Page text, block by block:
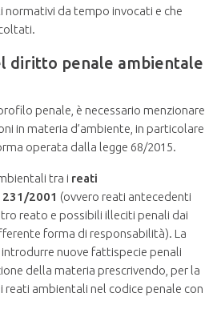
da tempo invocati e che
diritto penale ambientale
penale, è necessario menzionare
in materia d’ambiente, in particolare
operata dalla legge 68/2015.
tra i reati
231/2001 (ovvero reati antecedenti
reato e possibili illeciti penali dai
forma di responsabilità). La
nuove fattispecie penali
della materia prescrivendo, per la
reati ambientali nel codice penale con